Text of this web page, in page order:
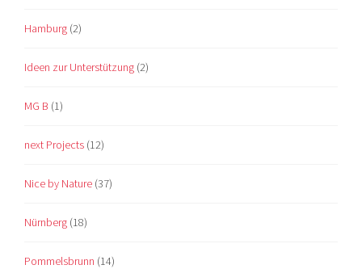
Hamburg (2)
Ideen zur Unterstützung (2)
MG B (1)
next Projects (12)
Nice by Nature (37)
Nürnberg (18)
Pommelsbrunn (14)